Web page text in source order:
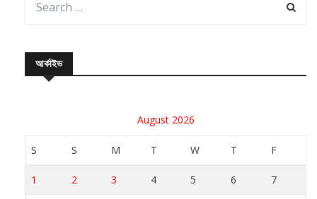
আর্কাইভ
August 2026
S S M T W T F
1 2 3 4 5 6 7